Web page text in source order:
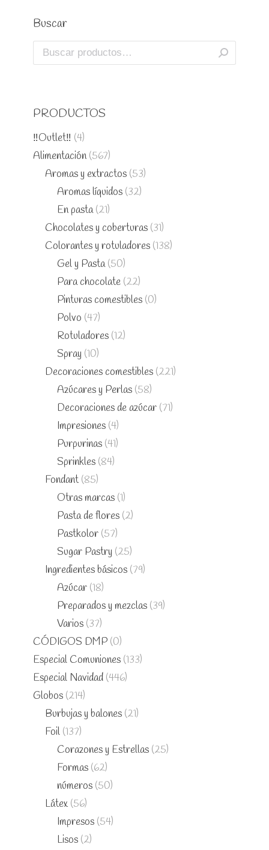
Buscar
PRODUCTOS
‼️Outlet‼️ (4)
Alimentación (567)
Aromas y extractos (53)
Aromas líquidos (32)
En pasta (21)
Chocolates y coberturas (31)
Colorantes y rotuladores (138)
Gel y Pasta (50)
Para chocolate (22)
Pinturas comestibles (0)
Polvo (47)
Rotuladores (12)
Spray (10)
Decoraciones comestibles (221)
Azúcares y Perlas (58)
Decoraciones de azúcar (71)
Impresiones (4)
Purpurinas (41)
Sprinkles (84)
Fondant (85)
Otras marcas (1)
Pasta de flores (2)
Pastkolor (57)
Sugar Pastry (25)
Ingredientes básicos (79)
Azúcar (18)
Preparados y mezclas (39)
Varios (37)
CÓDIGOS DMP (0)
Especial Comuniones (133)
Especial Navidad (446)
Globos (214)
Burbujas y balones (21)
Foil (137)
Corazones y Estrellas (25)
Formas (62)
números (50)
Látex (56)
Impresos (54)
Lisos (2)